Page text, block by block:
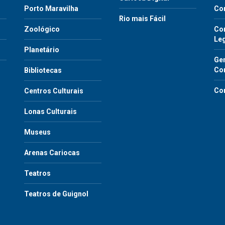
Porto Maravilha
Zoológico
Planetário
Bibliotecas
Centros Culturais
Lonas Culturais
Museus
Arenas Cariocas
Teatros
Teatros de Guignol
Rio mais Fácil